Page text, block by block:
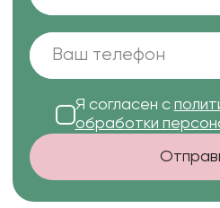
Я согласен с
обработки